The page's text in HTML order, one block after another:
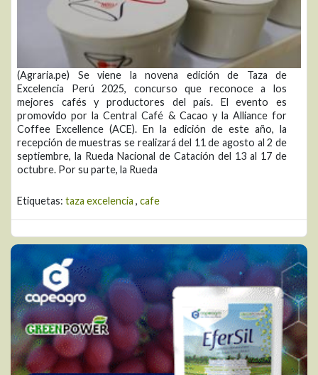
(Agraria.pe) Se viene la novena edición de Taza de
Excelencia Perú 2025, concurso que reconoce a los
mejores cafés y productores del país. El evento es
promovido por la Central Café & Cacao y la Alliance for
Coffee Excellence (ACE). En la edición de este año, la
recepción de muestras se realizará del 11 de agosto al 2 de
septiembre, la Rueda Nacional de Catación del 13 al 17 de
octubre. Por su parte, la Rueda
Etiquetas: taza excelencia , cafe